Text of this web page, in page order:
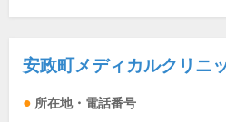
安政町メディカルクリニ
所在地・電話番号